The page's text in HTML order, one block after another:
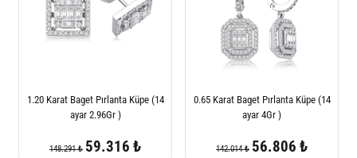
1.20 Karat Baget Pırlanta Küpe (14
ayar 2.96Gr )
148.291 ₺ 59.316 ₺
0.65 Karat Baget Pırlanta Küpe (14
ayar 4Gr )
142.014 ₺ 56.806 ₺